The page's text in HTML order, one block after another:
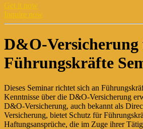
Get it now
Inquire now
D&O-
Führungskräfte
Dieses Seminar richtet sich an
Kenntnisse über die D&O-Versicherung
D&O-Versicherung, auch bekannt als
Versicherung, bietet Schutz für
Haftungsansprüche, die im Zuge ihrer